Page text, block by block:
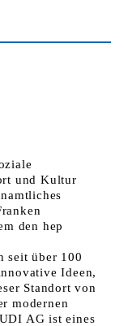
und Kultur
den hep
seit über 100
Ideen,
Standort von
modernen
AG ist eines